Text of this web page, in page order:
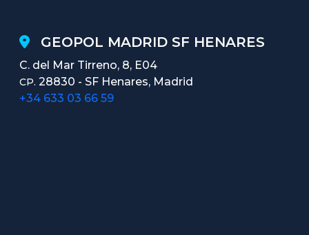
GEOPOL MADRID SF HENARES
C. del Mar Tirreno, 8, E04
CP. 28830 - SF Henares, Madrid
+34 633 03 66 59